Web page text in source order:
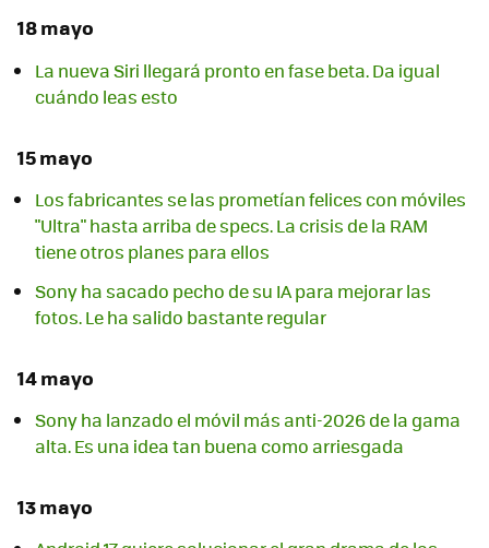
18 mayo
La nueva Siri llegará pronto en fase beta. Da igual
cuándo leas esto
15 mayo
Los fabricantes se las prometían felices con móviles
"Ultra" hasta arriba de specs. La crisis de la RAM
tiene otros planes para ellos
Sony ha sacado pecho de su IA para mejorar las
fotos. Le ha salido bastante regular
14 mayo
Sony ha lanzado el móvil más anti-2026 de la gama
alta. Es una idea tan buena como arriesgada
13 mayo